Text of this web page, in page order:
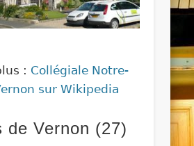
: Collégiale Notre-
sur Wikipedia
de Vernon (27)